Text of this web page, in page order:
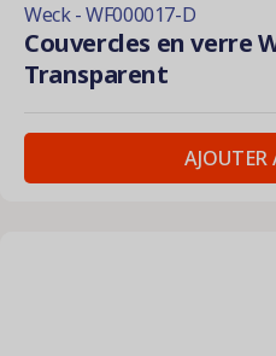
Weck - WF000017-D
Couvercles en verre
Transparent
AJOUTER